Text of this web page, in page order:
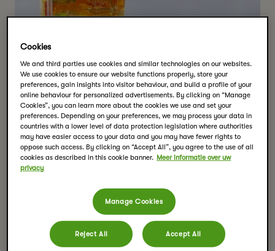
Earl Grey Iced Tea
De perfecte zelfgemaakte IJsthee voor de warme dagen
maak je makkelijk met onze
Pickwick Earl Grey
afkoelen en genieten van jouw thee moment!
Cookies
We and third parties use cookies and similar technologies on our websites.
We use cookies to ensure our website functions properly, store your
preferences, gain insights into visitor behaviour, and build a profile of your
online behaviour for personalized advertisements. By clicking on “Manage
Cookies”, you can learn more about the cookies we use and set your
preferences. Depending on your preferences, we may process your data in
countries with a lower level of data protection legislation where authorities
may have easier access to your data and you may have fewer rights to
oppose such access. By clicking on “Accept All”, you agree to the use of all
cookies as described in this cookie banner. Meer informatie over uw
privacy
Manage Cookies
Reject All Accept All